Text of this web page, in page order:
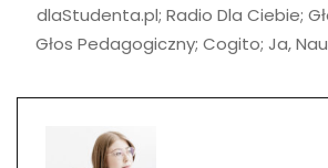
dlaStudenta.pl; Radio Dla Ciebie;
Głos Pedagogiczny; Cogito; Ja,